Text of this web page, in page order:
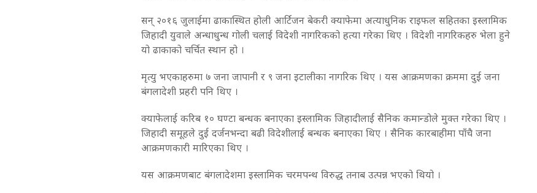
सन् २०१६ जुलाईमा ढाकास्थित होली आर्टिजन बेकरी क्याफेमा अत्याधुनिक राइफल सहितका इस्लामिक
जिहादी युवाले अन्धाधुन्ध गोली चलाई विदेशी नागरिकको हत्या गरेका थिए । विदेशी नागरिकहरु भेला हुने
यो ढाकाको चर्चित स्थान हो ।
मृत्यु भएकाहरुमा ७ जना जापानी र ९ जना इटालीका नागरिक थिए । यस आक्रमणका क्रममा दुई जना
बंगलादेशी प्रहरी पनि थिए ।
क्याफेलाई करिब १० घण्टा बन्धक बनाएका इस्लामिक जिहादीलाई सैनिक कमान्डोले मुक्त गरेका थिए ।
जिहादी समूहले दुई दर्जनभन्दा बढी विदेशीलाई बन्धक बनाएका थिए । सैनिक कारबाहीमा पाँचै जना
आक्रमणकारी मारिएका थिए ।
यस आक्रमणबाट बंगलादेशमा इस्लामिक चरमपन्थ विरुद्ध तनाब उत्पन्न भएको थियो ।